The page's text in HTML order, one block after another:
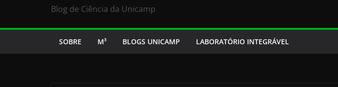
Blog de Ciência da Unicamp
SOBRE M³ BLOGS UNICAMP LABORATÓRIO INTEGRÁVEL